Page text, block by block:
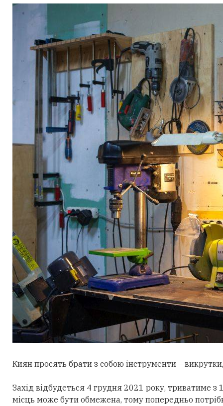
Киян просять брати з собою інструменти –
Захід відбудеться 4 грудня 2021 року, триватиме з
місць може бути обмежена, тому попередньо